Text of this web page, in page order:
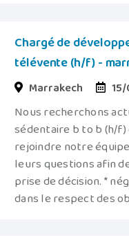
Chargé de
télévente (h/f) -
Marrakech
Nous recherchons
sédentaire b to b (h/
rejoindre notre
leurs questions afin
prise de décision. *
dans le respect des